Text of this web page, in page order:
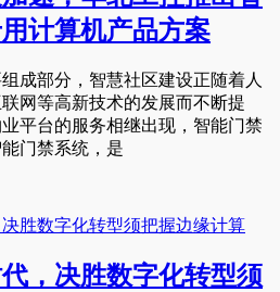
计算机产品方案
成部分，智慧社区建设正随着人
网等高新技术的发展而不断提
平台的服务相继出现，智能门禁
门禁系统，是
，决胜数字化转型须